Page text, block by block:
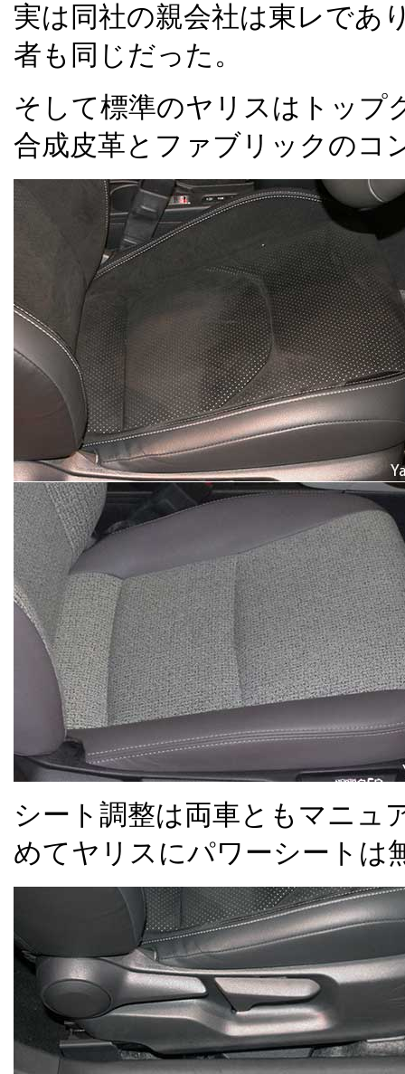
実は同社の親会社は東レであ
者も同じだった。
そして標準のヤリスはトップ
合成皮革とファブリックのコ
シート調整は両車ともマニュ
めてヤリスにパワーシートは